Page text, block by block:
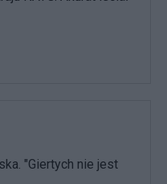
"Giertych nie jest